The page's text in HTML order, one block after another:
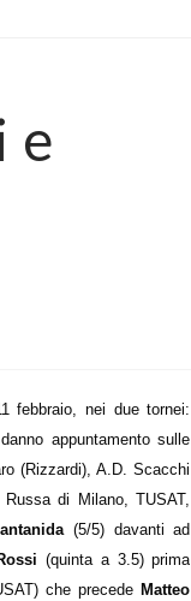
e
febbraio, nei due tornei:
appuntamento sulle
(Rizzardi), A.D. Scacchi
di Milano, TUSAT,
(5/5) davanti ad
(quinta a 3.5) prima
che precede Matteo